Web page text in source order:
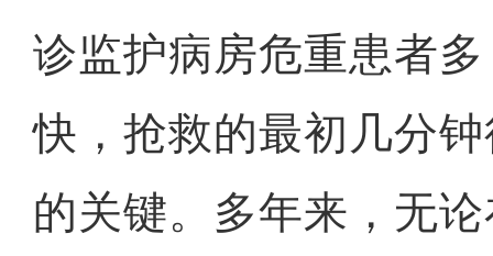
诊监护病房危重患者
快，抢救的最初几分
的关键。多年来，无